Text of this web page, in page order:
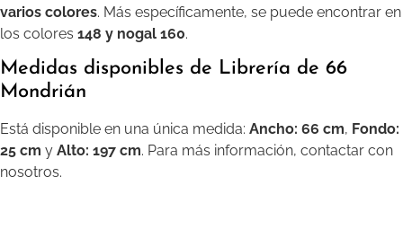
varios colores. Más específicamente, se puede encontrar en
los colores 148 y nogal 160.
Medidas disponibles de Librería de 66
Mondrián
Está disponible en una única medida: Ancho: 66 cm, Fondo:
25 cm y Alto: 197 cm. Para más información, contactar con
nosotros.